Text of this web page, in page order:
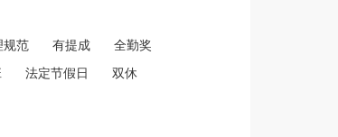
规范 有提成 全勤奖
法定节假日 双休